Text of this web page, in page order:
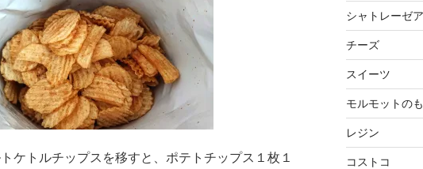
ケトルチップスを移すと、ポテトチップス１枚１
シャトレーゼ
チーズ
スイーツ
モルモットの
レジン
コストコ